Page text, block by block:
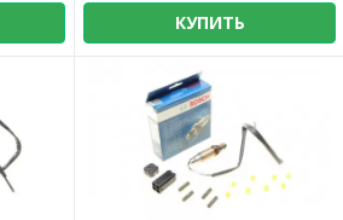
КУПИТЬ